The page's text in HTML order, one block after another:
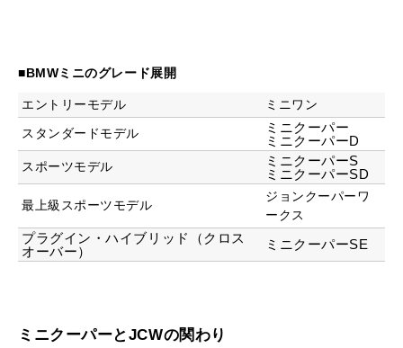
■BMWミニのグレード展開
エントリーモデル
ミニワン
スタンダードモデル
ミニクーパー
ミニクーパーD
スポーツモデル
ミニクーパーS
ミニクーパーSD
最上級スポーツモデル
ジョンクーパーワ
ークス
プラグイン・ハイブリッド（クロス
オーバー）
ミニクーパーSE
ミニクーパーとJCWの関わり